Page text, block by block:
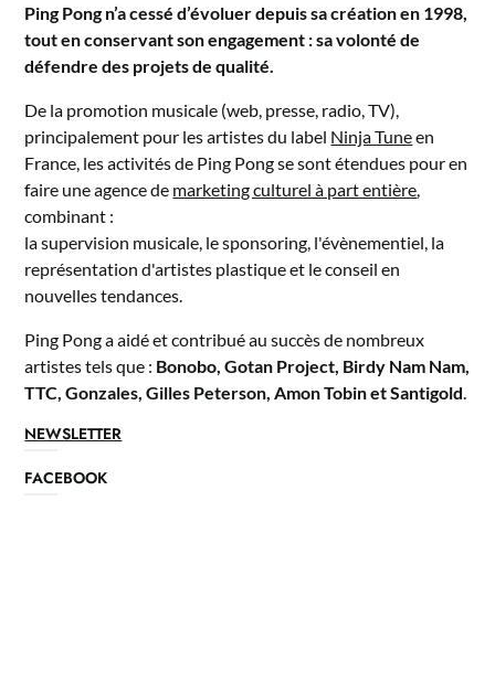
Ping Pong n’a cessé d’évoluer depuis sa création en 1998,
tout en conservant son engagement : sa volonté de
défendre des projets de qualité.
De la promotion musicale (web, presse, radio, TV),
principalement pour les artistes du label Ninja Tuneen
France, les activités de Ping Pong se sont étendues pour en
faire une agence de marketing culturel à part entière
combinant :
la supervision musicale, le sponsoring, l'évènementiel, la
représentation d'artistes plastique et le conseil en
nouvelles tendances.
Ping Pong a aidé et contribué au succès de nombreux
artistes tels que : Bonobo, Gotan Project, Birdy Nam Nam,
TTC, Gonzales, Gilles Peterson, Amon Tobin et Santigold
NEWSLETTER
FACEBOOK